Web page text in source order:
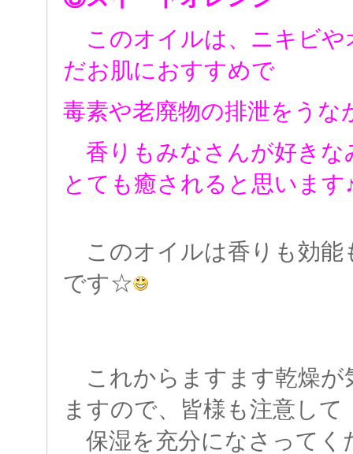
このオイルは、ニキビや
だお肌におすすめで
毒素や老廃物の排泄をうな
香りもみなさんが好きな
とても癒されると思います
このオイルは香りも効能
です☆
これからますます乾燥が
ますので、皆様も注意して
保湿を充分になさってく